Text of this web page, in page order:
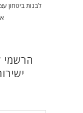
לבנות ביטחון